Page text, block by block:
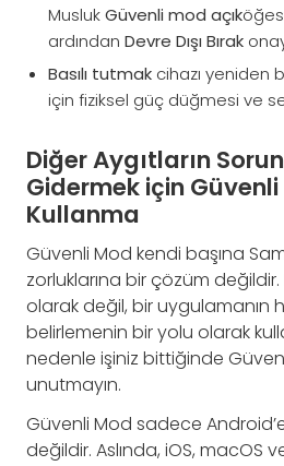
MuslukGüvenli mod açık
ardından Devre Dışı Bırak
Basılı tutmak cihazı yeniden
için fiziksel güç düğmesi ve
Diğer Aygıtların
Gidermek için
Kullanma
Güvenli Mod kendi başına
zorluklarına bir çözüm
olarak değil, bir uygulamanın
belirlemenin bir yolu olarak
nedenle işiniz bittiğinde
unutmayın.
Güvenli Mod sadece
değildir. Aslında, iOS, macOS